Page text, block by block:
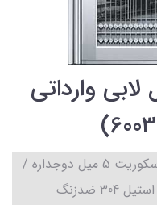
وارداتی
ابعاد درب استیل 160×215 / شیشه سکوریت 5 میل دوجداره /
ضدزنگ